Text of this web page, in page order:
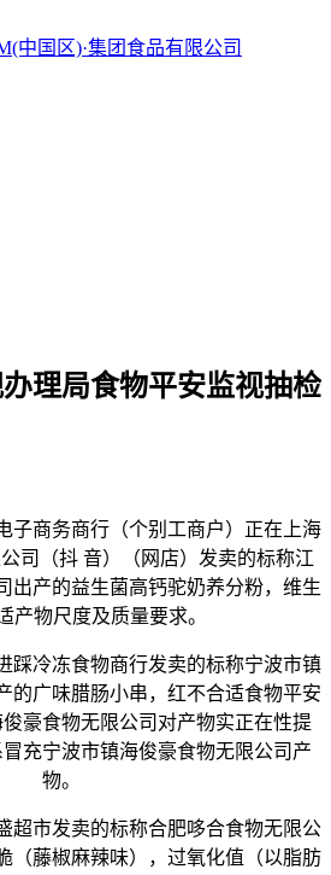
理局食物平安监视抽检
商务商行（个别工商户）正在上海
司（抖 音）（网店）发卖的标称江
出产的益生菌高钙驼奶养分粉，维生
产物尺度及质量要求。
冷冻食物商行发卖的标称宁波市镇
的广味腊肠小串，红不合适食物平安
豪食物无限公司对产物实正在性提
充宁波市镇海俊豪食物无限公司产
物。
市发卖的标称合肥哆合食物无限公
（藤椒麻辣味），过氧化值（以脂肪